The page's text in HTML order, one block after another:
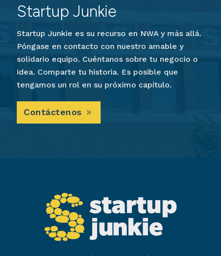
Startup Junkie
Startup Junkie es su recurso en NWA y más allá.
Póngase en contacto con nuestro amable y
solidario equipo. Cuéntanos sobre tu negocio o
idea. Comparte tu historia. Es posible que
tengamos un rol en su próximo capítulo.
Contáctenos